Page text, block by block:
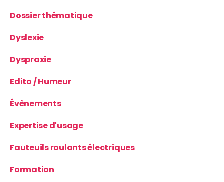
Dossier thématique
Dyslexie
Dyspraxie
Edito / Humeur
Évènements
Expertise d'usage
Fauteuils roulants électriques
Formation